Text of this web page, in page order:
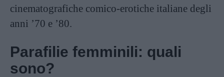
cinematografiche comico-erotiche italiane degli
anni ’70 e ’80.
Parafilie femminili: quali
sono?